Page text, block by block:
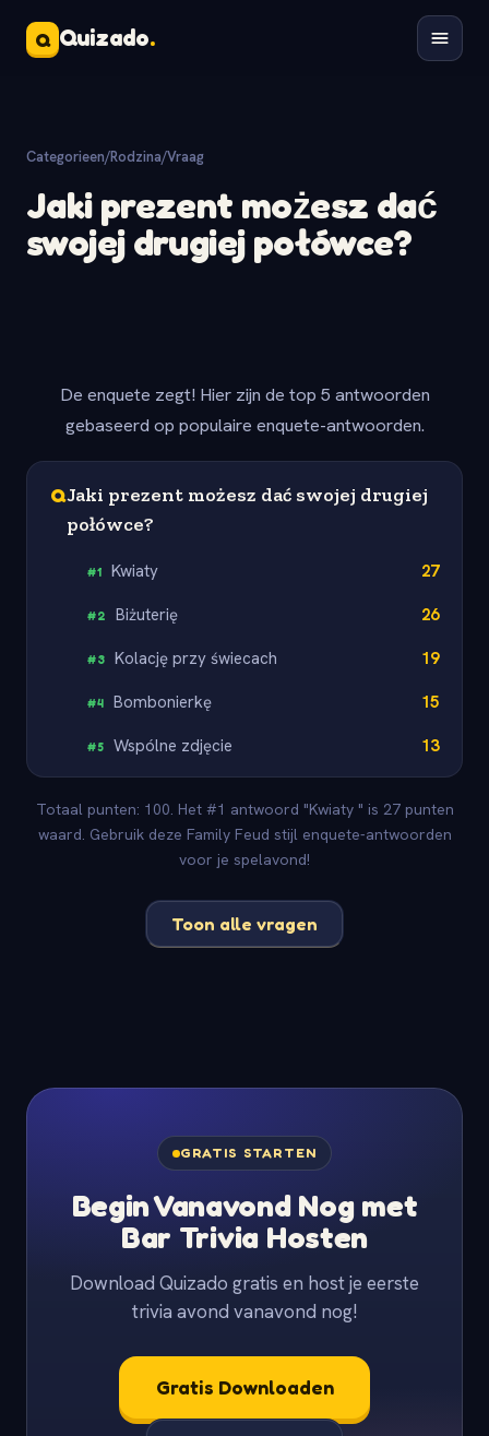
Q Quizado.
Categorieen/Rodzina/Vraag
Jaki prezent możesz dać
swojej drugiej połówce?
De enquete zegt! Hier zijn de top 5 antwoorden
gebaseerd op populaire enquete-antwoorden.
QJaki prezent możesz dać swojej drugiej
połówce?
#1 Kwiaty 27
#2 Biżuterię 26
#3 Kolację przy świecach 19
#4 Bombonierkę 15
#5 Wspólne zdjęcie 13
Totaal punten: 100. Het #1 antwoord "Kwiaty " is 27 punten
waard. Gebruik deze Family Feud stijl enquete-antwoorden
voor je spelavond!
Toon alle vragen
GRATIS STARTEN
Begin Vanavond Nog met
Bar Trivia Hosten
Download Quizado gratis en host je eerste
trivia avond vanavond nog!
Gratis Downloaden